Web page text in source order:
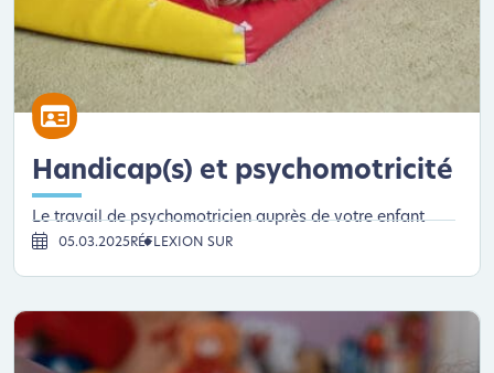
Handicap(s) et psychomotricité
Le travail de psychomotricien auprès de votre enfant
05.03.2025 RÉFLEXION SUR